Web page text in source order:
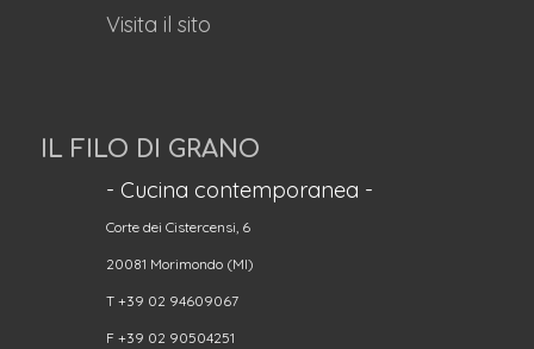
Visita il sito
IL FILO DI GRANO
- Cucina contemporanea -
Corte dei Cistercensi, 6
20081 Morimondo (MI)
T +39 02 94609067
F +39 02 90504251